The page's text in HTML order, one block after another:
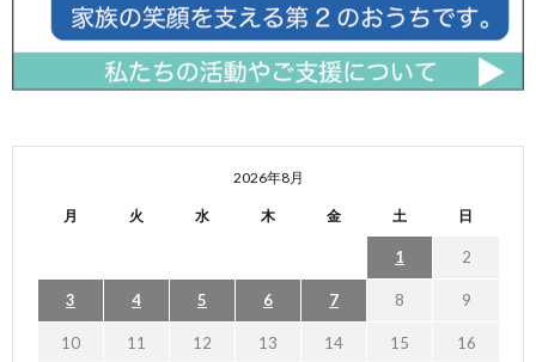
2026年8月
月 火 水 木 金 土 日
1 2
3 4 5 6 7 8 9
10 11 12 13 14 15 16